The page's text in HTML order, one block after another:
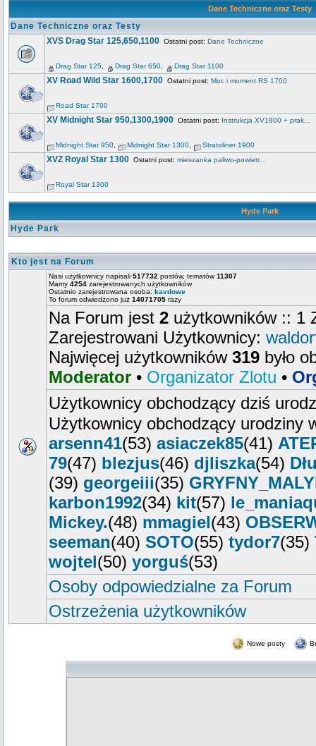
Dane Techniczne oraz Testy
Dane Techniczne oraz Testy
XVS Drag Star 125,650,1100 Ostatni post: Dane Techniczne
Drag Star 125 Drag Star 650 Drag Star 1100
XV Road Wild Star 1600,1700 Ostatni post: Moc i moment RS 1700
Road Star 1700
XV Midnight Star 950,1300,1900 Ostatni post: Instrukcja XV1900 + prak...
Midnight Star 950 Midnight Star 1300 Stratoliner 1900
XVZ Royal Star 1300 Ostatni post: mieszanka paliwo-powietr...
Royal Star 1300
Hyde Park
Hyde Park
Kto jest na Forum
Nasi użytkownicy napisali 517732 postów, tematów11307
Mamy 4254 zarejestrowanych użytkowników
Ostatnio zarejestrowana osoba: kavdowe
To forum odwiedzono już 14071705 razy
Na Forum jest 2 użytkowników :: 1
Zarejestrowani Użytkownicy:
Najwięcej użytkowników 319 było
Moderator • Organizator Zlotu •
Użytkownicy obchodzący dziś
Użytkownicy obchodzący urodziny
arsenn41(53) asiaczek85(41)
79(47) blezjus(46) djliszka(54)
(39) georgeiii(35)
karbon1992(34) kit(57)
Mickey.(48) mmagiel(43)
seeman(40) SOTO(55) tydor7(35)
wojtel(50) yorguś(53)
Osoby odpowiedzialne za Forum
Ostrzeżenia użytkowników
Nowe posty